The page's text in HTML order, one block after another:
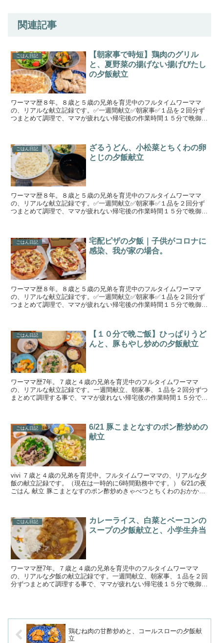
関連記事
ごはん日記
【朝家事で時短】鶏肉のグリル
と、夏野菜の揚げない揚げびたし
の夕飯献立
ワーママ歴８年。８歳と５歳の兄弟を育児中のフルタイムワーママ
の、リアルな献立記録です。✅一週間献立✅朝家事✅１品を２回分ず
つまとめて調理で、ママが疲れない帰宅後の作業時間１５分で晩御飯
ごはん日記
ざるうどん、小松菜とちくわの卵
とじの夕飯献立
ワーママ歴８年。８歳と５歳の兄弟を育児中のフルタイムワーママ
の、リアルな献立記録です。✅一週間献立✅朝家事✅１品を２回分ず
つまとめて調理で、ママが疲れない帰宅後の作業時間１５分で晩御飯
ごはん日記
宅配ピザの夕飯｜子供がコロナに
感染、我が家の場合。
ワーママ歴８年。８歳と５歳の兄弟を育児中のフルタイムワーママ
の、リアルな献立記録です。✅一週間献立✅朝家事✅１品を２回分ず
つまとめて調理で、ママが疲れない帰宅後の作業時間１５分で晩御飯
ごはん日記
【１０分で晩ご飯】ひっぱりうど
んと、豚もやし炒めの夕飯献立
ワーママ歴7年。７歳と４歳の兄弟を育児中のフルタイムワーママ
の、リアルな献立記録です。一週間献立、朝家事、１品を２回分ずつ
まとめて調理する事で、ママが疲れない帰宅後の作業時間１５分で晩
ごはん日記
6/21 豚こまとなすのポン酢炒めの
献立
vivi ７歳と４歳の兄弟を育児中。フルタイムワーママの、リアルな夕
飯の献立記録です。（現在は一時的に6時間勤務中です。） 6/21の夜
ごはん 献立 豚こまとなすのポン酢炒めきゃべつとちくわのおかか醤
ごはん日記
カレーライス、白菜とベーコンの
スープの夕飯献立と、小学生弁当
ワーママ歴7年。７歳と４歳の兄弟を育児中のフルタイムワーママ
の、リアルな夕飯の献立記録です。一週間献立、朝家事、１品を２回
分ずつまとめて調理する事で、ママが疲れない帰宅後１５分で晩御飯
鶏むね肉の甘酢炒めと、コールスローの夕飯献
立